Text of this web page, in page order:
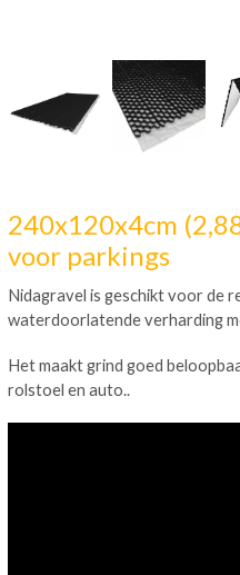
240x120x4cm
voor parkings
Nidagravel is geschikt voor de
waterdoorlatende verharding
Het maakt grind goed
rolstoel en auto..